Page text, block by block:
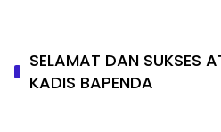
SELAMAT DAN SUKSES
KADIS BAPENDA